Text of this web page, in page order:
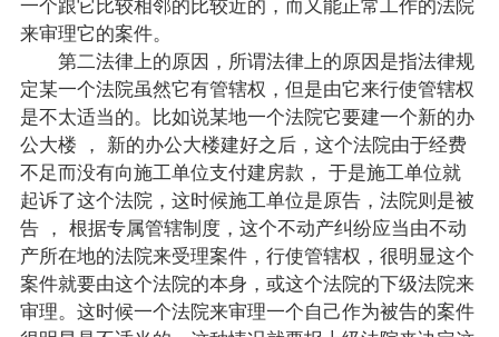
来审理它的案件。
第二法律上的原因，所谓法律上的原因是指法律规
定某一个法院虽然它有管辖权，但是由它来行使管辖权
是不太适当的。比如说某地一个法院它要建一个新的办
公大楼 ， 新的办公大楼建好之后，这个法院由于经费
不足而没有向施工单位支付建房款， 于是施工单位就
起诉了这个法院，这时候施工单位是原告，法院则是被
告 ， 根据专属管辖制度，这个不动产纠纷应当由不动
产所在地的法院来受理案件，行使管辖权，很明显这个
案件就要由这个法院的本身，或这个法院的下级法院来
审理。这时候一个法院来审理一个自己作为被告的案件